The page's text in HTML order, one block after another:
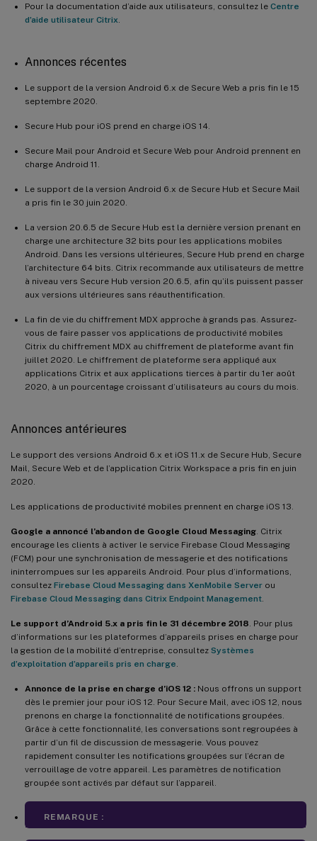
Pour la documentation d’aide aux utilisateurs, consultez le Centre
d’aide utilisateur Citrix
Annonces récentes
Le support de la version Android 6.x de Secure Web a pris fin le 15
septembre 2020.
Secure Hub pour iOS prend en charge iOS 14.
Secure Mail pour Android et Secure Web pour Android prennent en
charge Android 11.
Le support de la version Android 6.x de Secure Hub et Secure Mail
a pris fin le 30 juin 2020.
La version 20.6.5 de Secure Hub est la dernière version prenant en
charge une architecture 32 bits pour les applications mobiles
Android. Dans les versions ultérieures, Secure Hub prend en charge
l’architecture 64 bits. Citrix recommande aux utilisateurs de mettre
à niveau vers Secure Hub version 20.6.5, afin qu’ils puissent passer
aux versions ultérieures sans réauthentification.
La fin de vie du chiffrement MDX approche à grands pas. Assurez-
vous de faire passer vos applications de productivité mobiles
Citrix du chiffrement MDX au chiffrement de plateforme avant fin
juillet 2020. Le chiffrement de plateforme sera appliqué aux
applications Citrix et aux applications tierces à partir du 1er août
2020, à un pourcentage croissant d’utilisateurs au cours du mois.
Annonces antérieures
Le support des versions Android 6.x et iOS 11.x de Secure Hub, Secure
Mail, Secure Web et de l’application Citrix Workspace a pris fin en juin
2020.
Les applications de productivité mobiles prennent en charge iOS 13.
Google a annoncé l’abandon de Google Cloud Messaging . Citrix
encourage les clients à activer le service Firebase Cloud Messaging
(FCM) pour une synchronisation de messagerie et des notifications
ininterrompues sur les appareils Android. Pour plus d’informations,
consultez Firebase Cloud Messaging dans XenMobile Server ou
Firebase Cloud Messaging dans Citrix Endpoint Management
Le support d’Android 5.x a pris fin le 31 décembre 2018 . Pour plus
d’informations sur les plateformes d’appareils prises en charge pour
la gestion de la mobilité d’entreprise, consultez Systèmes
d’exploitation d’appareils pris en charge
Annonce de la prise en charge d’iOS 12 : Nous offrons un support
dès le premier jour pour iOS 12. Pour Secure Mail, avec iOS 12, nous
prenons en charge la fonctionnalité de notifications groupées.
Grâce à cette fonctionnalité, les conversations sont regroupées à
partir d’un fil de discussion de messagerie. Vous pouvez
rapidement consulter les notifications groupées sur l’écran de
verrouillage de votre appareil. Les paramètres de notification
groupée sont activés par défaut sur l’appareil.
REMARQUE :